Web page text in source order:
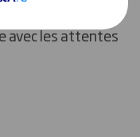
apporter une
avec les attentes